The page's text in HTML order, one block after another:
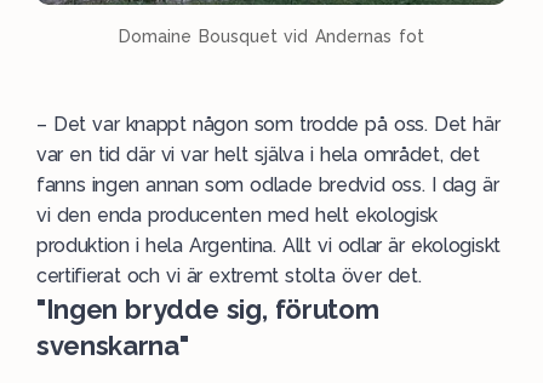
Domaine Bousquet vid Andernas fot
– Det var knappt någon som trodde på oss. Det här
var en tid där vi var helt själva i hela området, det
fanns ingen annan som odlade bredvid oss. I dag är
vi den enda producenten med helt ekologisk
produktion i hela Argentina. Allt vi odlar är ekologiskt
certifierat och vi är extremt stolta över det.
"Ingen brydde sig, förutom
svenskarna"